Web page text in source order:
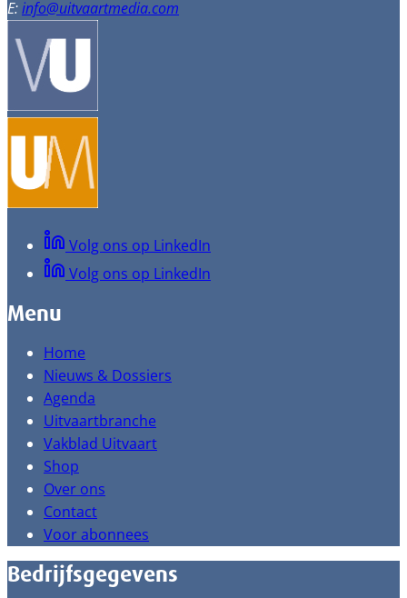
E:info@uitvaartmedia.com
Volg ons op LinkedIn
Volg ons op LinkedIn
Menu
Home
Nieuws & Dossiers
Agenda
Uitvaartbranche
Vakblad Uitvaart
Shop
Over ons
Contact
Voor abonnees
Bedrijfsgegevens